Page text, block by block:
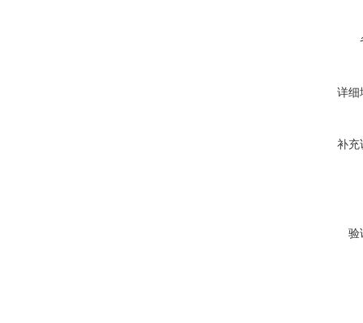
详细
补充
验